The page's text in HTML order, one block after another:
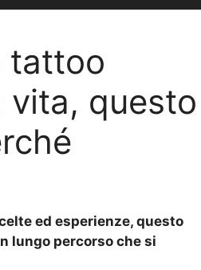
tattoo
vita, questo
ed esperienze, questo
lungo percorso che si